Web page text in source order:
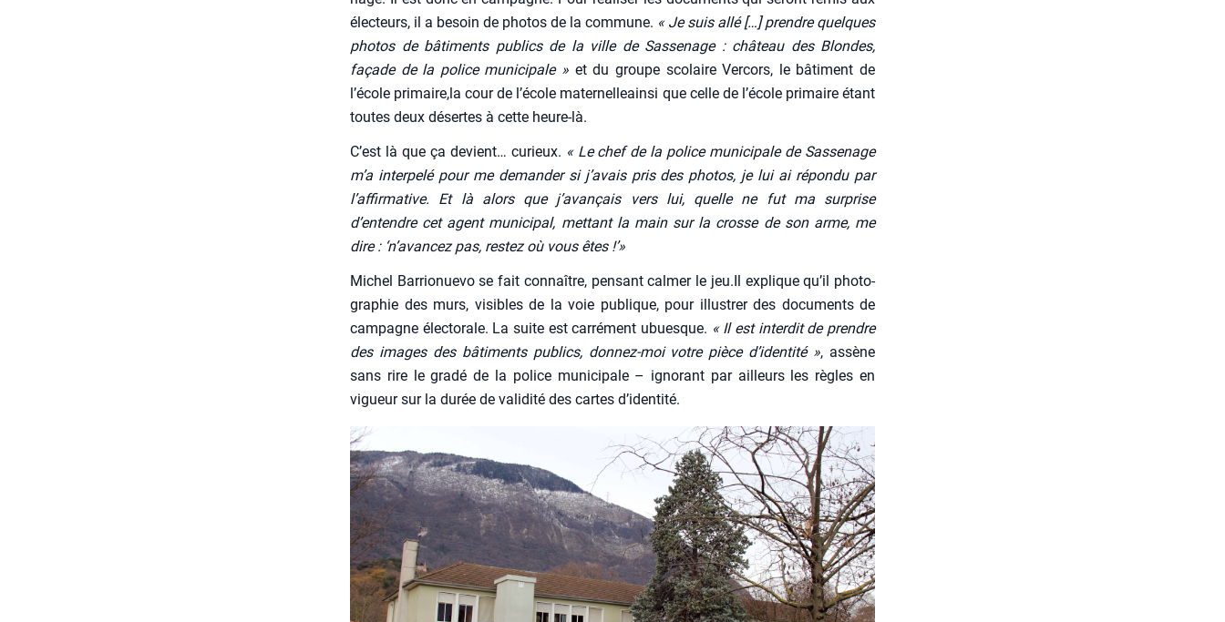
élec­teurs, il a besoin de pho­tos de la com­mune. « Je suis allé[…]prendre quelques
pho­tos de bâti­ments publics de la ville de Sas­se­nage : châ­teau des Blondes,
façade de la police muni­ci­pale » et du groupe sco­laire Ver­cors, le bâti­ment de
l’école primaire,la cour de l’école mater­nel­leain­si que celle de l’école pri­maire étant
toutes deux désertes à cette heure-là.
C’est là que ça devient… curieux. « Le chef de la police muni­ci­pale de Sas­se­nage
m’a inter­pe­lé pour me deman­der si j’avais pris des pho­tos, je lui ai répon­du par
l’affirmative. Et là alors que j’avançais vers lui, quelle ne fut ma sur­prise
d’entendre cet agent muni­ci­pal, met­tant la main sur la crosse de son arme, me
dire : ‘n’avancez pas, res­tez où vous êtes !’»
Michel Bar­rio­nue­vo se fait connaître, pen­sant cal­mer le jeu.Il explique qu’il pho­to­
gra­phie des murs, visibles de la voie publique, pour illus­trer des docu­ments de
cam­pagne élec­to­rale. La suite est car­ré­ment ubuesque. « Il est inter­dit de prendre
des images des bâti­ments publics, don­nez-moi votre pièce d’identité », assène
sans rire le gra­dé de la police muni­ci­pale – igno­rant par ailleurs les règles en
vigueur sur la durée de vali­di­té des cartes d’identité.